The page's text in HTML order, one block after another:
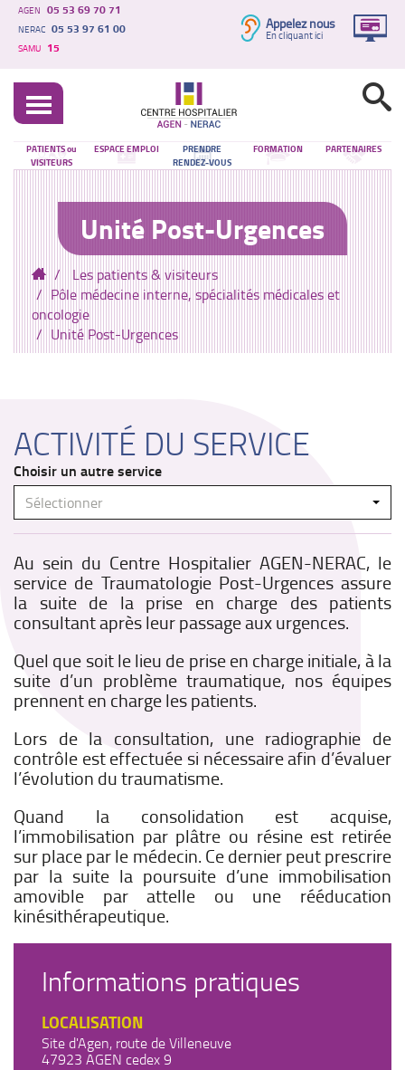
AGEN 05 53 69 70 71
NERAC 05 53 97 61 00
SAMU 15
Appelez nous
En cliquant ici
PATIENTS ou
VISITEURS
ESPACE EMPLOI
PRENDRE
RENDEZ-VOUS
FORMATION PARTENAIRES
Unité Post-Urgences
Les patients & visiteurs
Pôle médecine interne, spécialités médicales et
oncologie
Unité Post-Urgences
ACTIVITÉ DU SERVICE
Choisir un autre service
Sélectionner
Au sein du Centre Hospitalier AGEN-NERAC, le
service de Traumatologie Post-Urgences assure
la suite de la prise en charge des patients
consultant après leur passage aux urgences.
Quel que soit le lieu de prise en charge initiale, à la
suite d’un problème traumatique, nos équipes
prennent en charge les patients.
Lors de la consultation, une radiographie de
contrôle est effectuée si nécessaire afin d’évaluer
l’évolution du traumatisme.
Quand la consolidation est acquise,
l’immobilisation par plâtre ou résine est retirée
sur place par le médecin. Ce dernier peut prescrire
par la suite la poursuite d’une immobilisation
amovible par attelle ou une rééducation
kinésithérapeutique.
Informations pratiques
LOCALISATION
Site d'Agen, route de Villeneuve
47923 AGEN cedex 9